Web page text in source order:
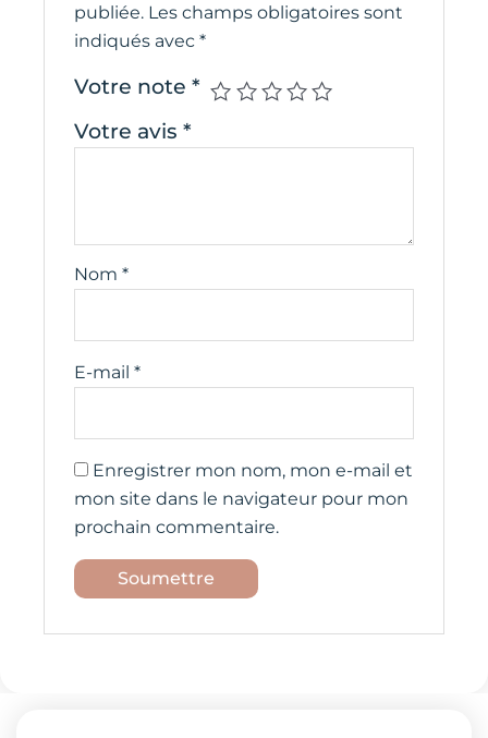
publiée. Les champs obligatoires sont
indiqués avec *
Votre note *
Votre avis *
Nom *
E-mail *
Enregistrer mon nom, mon e-mail et
mon site dans le navigateur pour mon
prochain commentaire.